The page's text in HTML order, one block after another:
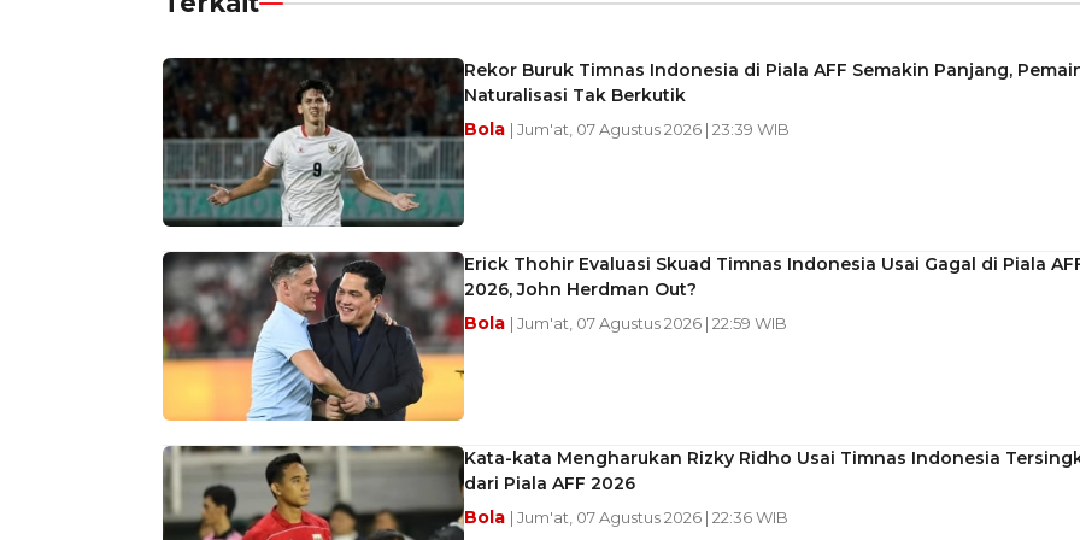
Rekor Buruk Timnas Indonesia di Piala AFF Semakin Panjang,
Naturalisasi Tak Berkutik
Bola | Jum'at, 07 Agustus 2026 | 23:39 WIB
Erick Thohir Evaluasi Skuad Timnas Indonesia Usai Gagal di Piala
2026, John Herdman Out?
Bola | Jum'at, 07 Agustus 2026 | 22:59 WIB
Kata-kata Mengharukan Rizky Ridho Usai Timnas Indonesia
dari Piala AFF 2026
Bola | Jum'at, 07 Agustus 2026 | 22:36 WIB